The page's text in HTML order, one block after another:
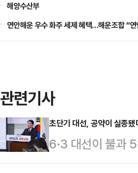
해양수산부
연안해운 우수 화주 세제 혜택…해운조합 “
관련기사
초단기 대선, 공약이 실종
6·3 대선이 불과
수 의원이 '10대